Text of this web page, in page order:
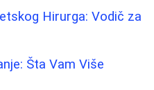
Hirurga: Vodič za
Šta Vam Više